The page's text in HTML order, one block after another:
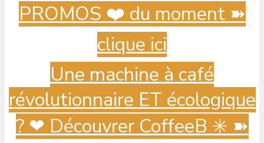
PROMOS ❤️ du moment ➽
clique ici
Une machine à café
révolutionnaire ET écologique
? ️❤ Découvrer CoffeeB ✳️ ➽